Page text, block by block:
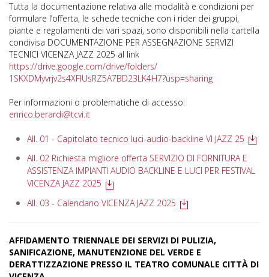
Tutta la documentazione relativa alle modalità e condizioni per
formulare l’offerta, le schede tecniche con i rider dei gruppi,
piante e regolamenti dei vari spazi, sono disponibili nella cartella
condivisa DOCUMENTAZIONE PER ASSEGNAZIONE SERVIZI
TECNICI VICENZA JAZZ 2025 al link
https://drive.google.com/drive/folders/
1SKXDMyvrjv2s4XFIUsRZ5A7BD23LK4H7?usp=sharing
Per informazioni o problematiche di accesso:
enrico.berardi@tcvi.it
All. 01 - Capitolato tecnico luci-audio-backline VI JAZZ 25
All. 02 Richiesta migliore offerta SERVIZIO DI FORNITURA E
ASSISTENZA IMPIANTI AUDIO BACKLINE E LUCI PER FESTIVAL
VICENZA JAZZ 2025
All. 03 - Calendario VICENZA JAZZ 2025
AFFIDAMENTO TRIENNALE DEI SERVIZI DI PULIZIA,
SANIFICAZIONE, MANUTENZIONE DEL VERDE E
DERATTIZZAZIONE PRESSO IL TEATRO COMUNALE CITTÀ DI